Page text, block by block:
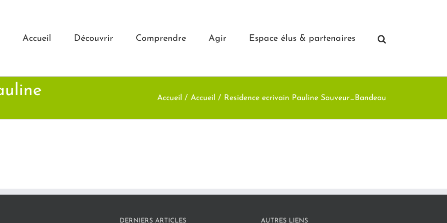
Accueil Découvrir Comprendre Agir Espace élus & partenaires
Accueil Accueil Residence ecrivain Pauline Sauveur_Bandeau
DERNIERS ARTICLES AUTRES LIENS